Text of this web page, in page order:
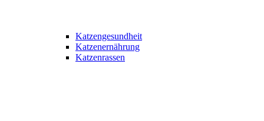
Katzengesundheit
Katzenernährung
Katzenrassen